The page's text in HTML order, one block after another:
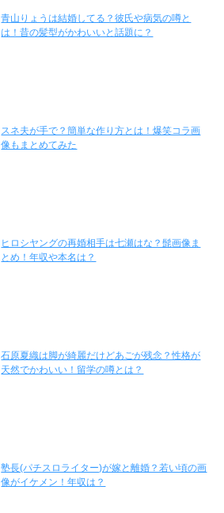
青山りょうは結婚してる？彼氏や病気の噂と
は！昔の髪型がかわいいと話題に？
スネ夫が手で？簡単な作り方とは！爆笑コラ画
像もまとめてみた
ヒロシヤングの再婚相手は七瀬はな？髭画像ま
とめ！年収や本名は？
石原夏織は脚が綺麗だけどあごが残念？性格が
天然でかわいい！留学の噂とは？
塾長(パチスロライター)が嫁と離婚？若い頃の画
像がイケメン！年収は？